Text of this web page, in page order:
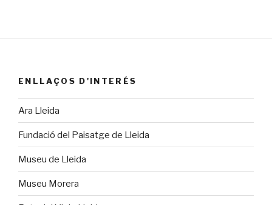
ENLLAÇOS D'INTERÉS
Ara Lleida
Fundació del Paisatge de Lleida
Museu de Lleida
Museu Morera